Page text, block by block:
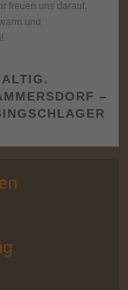
freuen uns darauf,
und
–